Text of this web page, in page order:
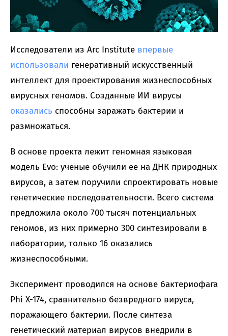
Исследователи из Arc Institute впервые
использовали генеративный искусственный
интеллект для проектирования жизнеспособных
вирусных геномов. Созданные ИИ вирусы
оказались способны заражать бактерии и
размножаться.
В основе проекта лежит геномная языковая
модель Evo: ученые обучили ее на ДНК природных
вирусов, а затем поручили спроектировать новые
генетические последовательности. Всего система
предложила около 700 тысяч потенциальных
геномов, из них примерно 300 синтезировали в
лаборатории, только 16 оказались
жизнеспособными.
Эксперимент проводился на основе бактериофага
Phi X-174, сравнительно безвредного вируса,
поражающего бактерии. После синтеза
генетический материал вирусов внедрили в